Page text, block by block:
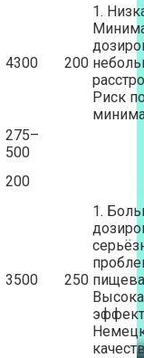
4300 200
1.
Риск
275–
500
200
3500 250
1.